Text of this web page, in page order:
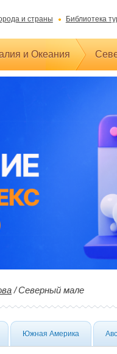
и страны Библиотека
и Океания
/Северный мале
Южная Америка